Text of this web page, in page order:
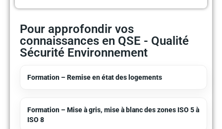
Pour approfondir vos
connaissances en QSE - Qualité
Sécurité Environnement
Formation – Remise en état des logements
Formation – Mise à gris, mise à blanc des zones ISO 5 à
ISO 8